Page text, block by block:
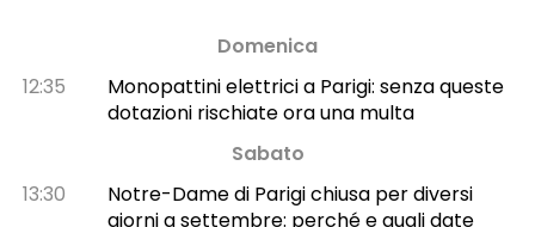
Domenica
12:35
Monopattini elettrici a Parigi: senza queste
dotazioni rischiate ora una multa
Sabato
13:30
Notre-Dame di Parigi chiusa per diversi
giorni a settembre: perché e quali date